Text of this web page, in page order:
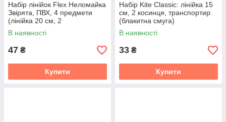
Набір лінійок Flex Неломайка
Звірята, ПВХ, 4 предмети
(лінійка 20 см, 2
трикутники,транспортир)
В наявності
47 ₴
Купити
Набір Kite Classic: лінійка 15
см, 2 косинця, транспортир
(блакитна смуга)
В наявності
33 ₴
Купити